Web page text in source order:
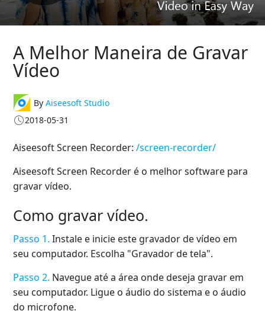
A Melhor Maneira de Gravar
Vídeo
ByAiseesoft Studio
2018-05-31
Aiseesoft Screen Recorder:/screen-recorder/
Aiseesoft Screen Recorder é o melhor software para
gravar vídeo.
Como gravar vídeo.
Passo 1. Instale e inicie este gravador de vídeo em
seu computador. Escolha "Gravador de tela".
Passo 2. Navegue até a área onde deseja gravar em
seu computador. Ligue o áudio do sistema e o áudio
do microfone.